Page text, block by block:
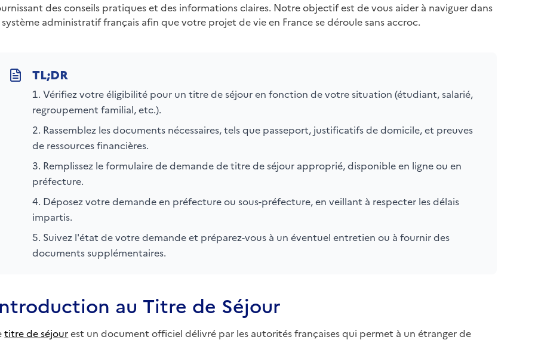
des conseils pratiques et des informations claires. Notre objectif est de vous aider à naviguer dans
système administratif français afin que votre projet de vie en France se déroule sans accroc.
Vérifiez votre éligibilité pour un titre de séjour en fonction de votre situation (étudiant, salarié,
regroupement familial, etc.).
Rassemblez les documents nécessaires, tels que passeport, justificatifs de domicile, et preuves
de ressources financières.
Remplissez le formulaire de demande de titre de séjour approprié, disponible en ligne ou en
préfecture.
Déposez votre demande en préfecture ou sous-préfecture, en veillant à respecter les délais
impartis.
Suivez l'état de votre demande et préparez-vous à un éventuel entretien ou à fournir des
documents supplémentaires.
au Titre de Séjour
titre de séjourest un document officiel délivré par les autorités françaises qui permet à un étranger de